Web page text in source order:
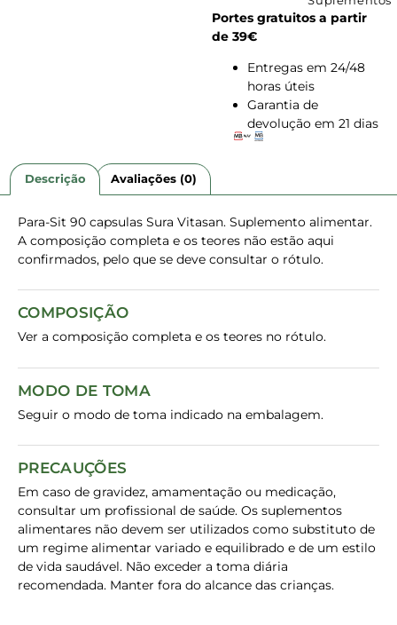
Portes gratuitos a partir
de 39€
Entregas em 24/48
horas úteis
Garantia de
devolução em 21 dias
Descrição Avaliações (0)
Para-Sit 90 capsulas Sura Vitasan. Suplemento alimentar.
A composição completa e os teores não estão aqui
confirmados, pelo que se deve consultar o rótulo.
COMPOSIÇÃO
Ver a composição completa e os teores no rótulo.
MODO DE TOMA
Seguir o modo de toma indicado na embalagem.
PRECAUÇÕES
Em caso de gravidez, amamentação ou medicação,
consultar um profissional de saúde. Os suplementos
alimentares não devem ser utilizados como substituto de
um regime alimentar variado e equilibrado e de um estilo
de vida saudável. Não exceder a toma diária
recomendada. Manter fora do alcance das crianças.